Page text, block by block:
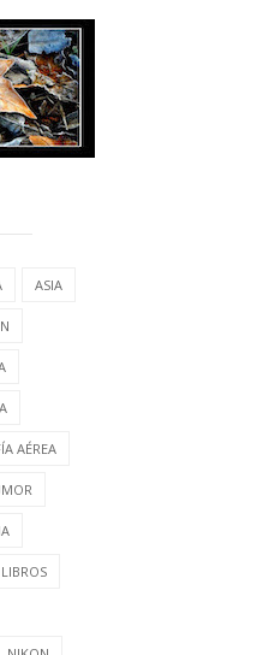
ASIA
AÉREA
LIBROS